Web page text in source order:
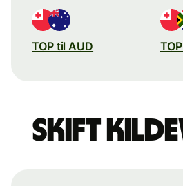
TOP til AUD
Skift